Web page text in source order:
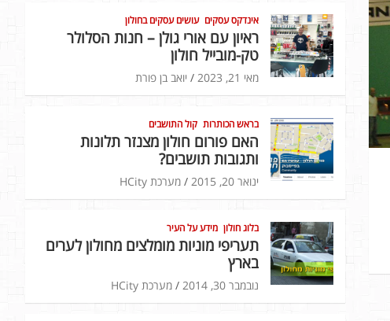
אינדקס עסקים עושים עסקים בחולון
ראיון עם אורי גולן – חנות הסלולר
טק-מובייל חולון
מאי 21, 2023 יואב בן פורת
בראש הכותרות קול התושבים
האם פורום חולון מצנזר תלונות
ותגובות תושבים?
ינואר 20, 2015 מערכת HCity
בלוג חולון מידע על העיר
תעריפי מוניות מומלצים מחולון לערים
בארץ
נובמבר 30, 2014 מערכת HCity